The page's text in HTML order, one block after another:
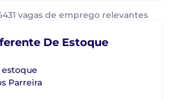
vagas de emprego relevantes
De Estoque
Parreira